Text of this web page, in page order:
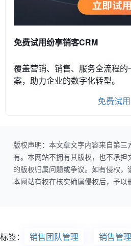
免费试用纷享销客CRM
覆盖营销、销售、服务全流程
案，助力企业的数字化转型。
免费试用
版权声明：本文章文字内容来自第三
有。本网站不拥有其版权，也不承担
的版权归属问题或争议。如有侵权，
本网站有权在核实确属侵权后，予以
标签： 销售团队管理 销售管理